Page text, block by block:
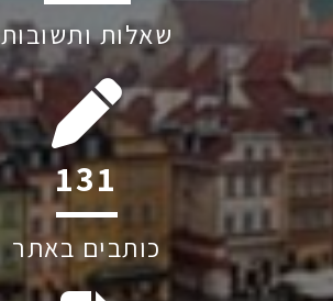
שאלות ותשובות
202
כותבים באתר